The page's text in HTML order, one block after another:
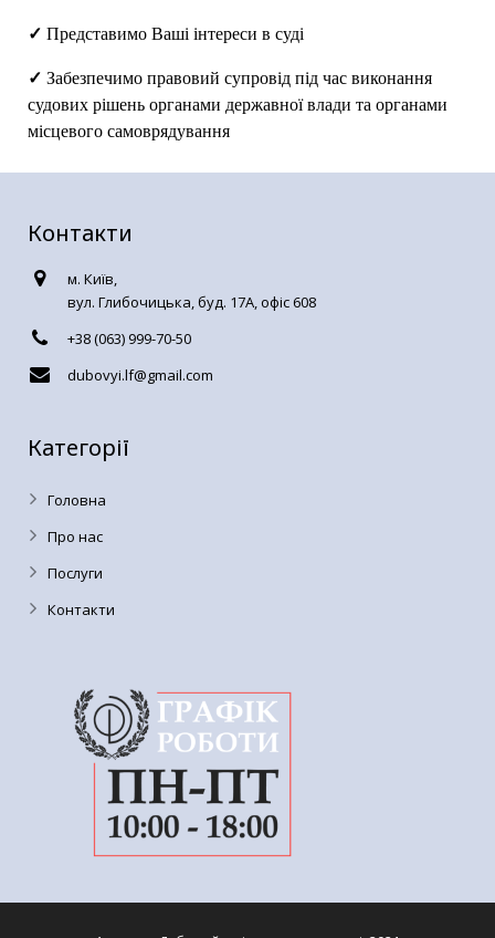
✓ Представимо Ваші інтереси в суді
✓ Забезпечимо правовий супровід під час виконання
судових рішень органами державної влади та органами
місцевого самоврядування
Контакти
м. Київ,
вул. Глибочицька, буд. 17А, офіс 608
+38 (063) 999-70-50
dubovyi.lf@gmail.com
Категорії
Головна
Про нас
Послуги
Контакти